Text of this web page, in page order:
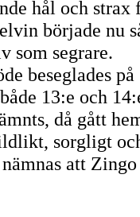
hål och
började nu
som segrare.
beseglades
13:e och
då gått
sorgligt
att